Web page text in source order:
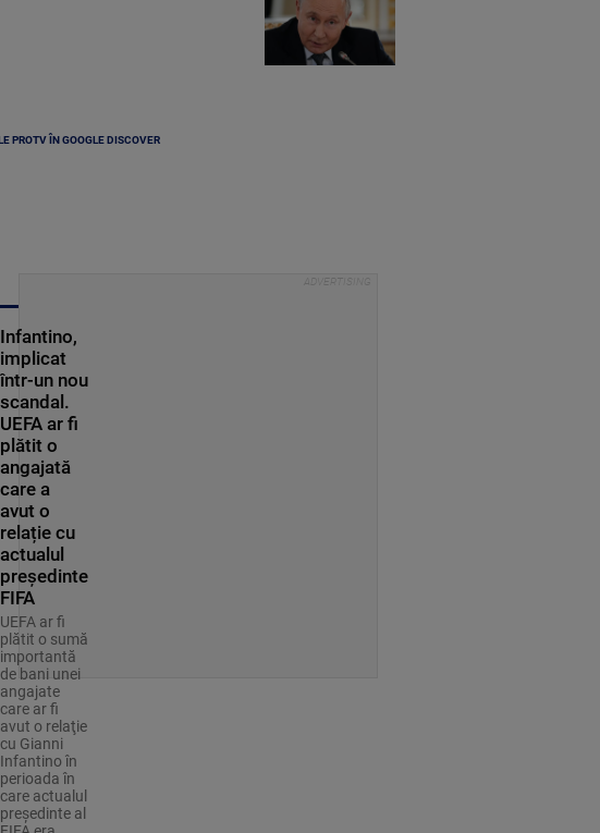
PROTV ÎN GOOGLE DISCOVER
Infantino,
implicat
într-un nou
scandal.
UEFA ar fi
plătit o
angajată
care a
avut o
relație cu
actualul
președinte
FIFA
UEFA ar fi
plătit o sumă
importantă
de bani unei
angajate
care ar fi
avut o relaţie
cu Gianni
Infantino în
perioada în
care actualul
preşedinte al